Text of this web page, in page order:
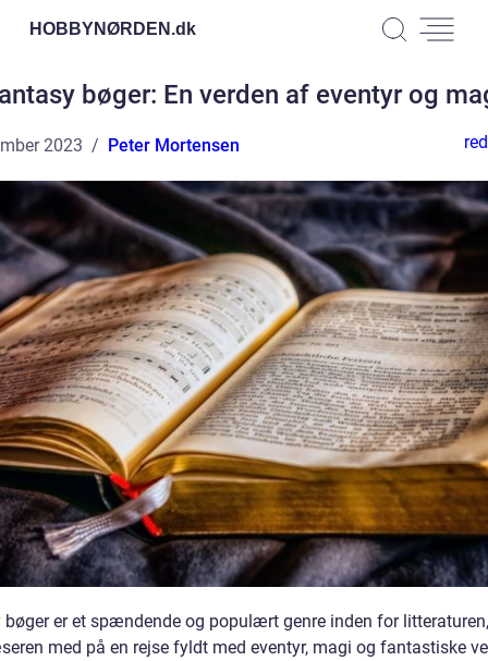
HOBBYNØRDEN.dk
bøger: En verden af eventyr og
2023 Peter Mortensen
bøger er et spændende og populært genre inden for
med på en rejse fyldt med eventyr, magi og fantastiske